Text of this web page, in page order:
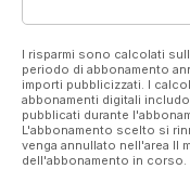
I risparmi sono calcolati
periodo di abbonamento
importi pubblicizzati. I
abbonamenti digitali
pubblicati durante
L'abbonamento scelto si
venga annullato nell'area Il
dell'abbonamento in corso.